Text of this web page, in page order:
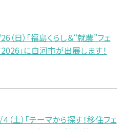
（日）「福島くらし＆“就農”フェ
」に白河市が出展します！
４（土）「テーマから探す！移住フェ